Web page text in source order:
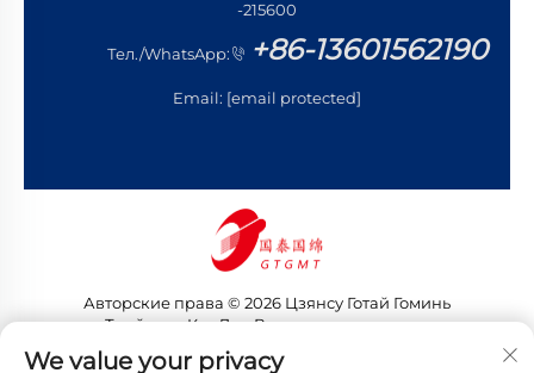
-215600
Тел./WhatsApp: +86-13601562190
Email: [email protected]
Авторские права © 2026 Цзянсу Готай Гоминь
Трейдинг Ко., Лтд. Все права защищены
Политика конфиденциальности
We value your privacy